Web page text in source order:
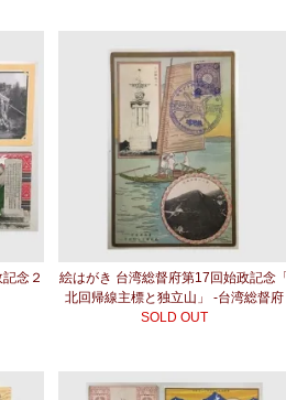
念２
絵はがき 台湾総督府第17回始政記念「
北回帰線主標と独立山」 -台湾総督府
SOLD OUT